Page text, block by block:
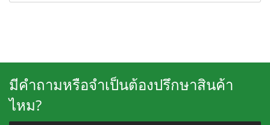
มีคำถามหรือจำเป็นต้องปรึกษาสินค้า
ไหม?